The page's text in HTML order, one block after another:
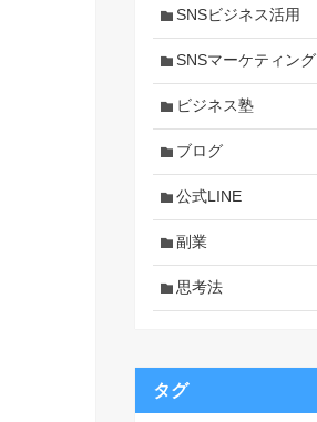
SNSビジネス活用
SNSマーケティング
ビジネス塾
ブログ
公式LINE
副業
思考法
タグ